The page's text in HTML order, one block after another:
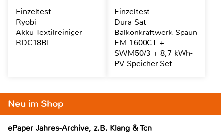
Neu im Shop
ePaper Jahres-Archive, z.B. Klang & Ton
Einzeltest
Ryobi
Akku-Textilreiniger
RDC18BL
Einzeltest
Dura Sat
Balkonkraftwerk Spaun
EM 1600CT +
SWM50/3 + 8,7 kWh-
PV-Speicher-Set